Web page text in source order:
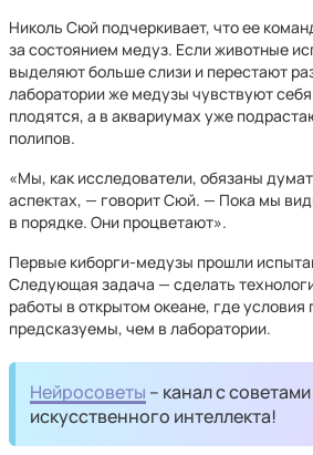
Николь Сюй подчеркивает, что ее
за состоянием медуз. Если животные
выделяют больше слизи и перестают
лаборатории же медузы чувствуют
плодятся, а в аквариумах уже
полипов.
«Мы, как исследователи, обязаны
аспектах, — говорит Сюй. — Пока мы
в порядке. Они процветают».
Первые киборги-медузы прошли
Следующая задача — сделать
работы в открытом океане, где условия
предсказуемы, чем в лаборатории.
Нейросоветы – канал с
искусственного интеллекта!